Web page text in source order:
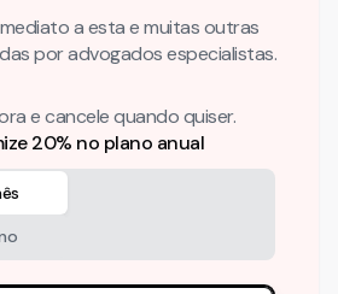
a esta e muitas outras
por advogados especialistas.
e cancele quando quiser.
20% no plano anual